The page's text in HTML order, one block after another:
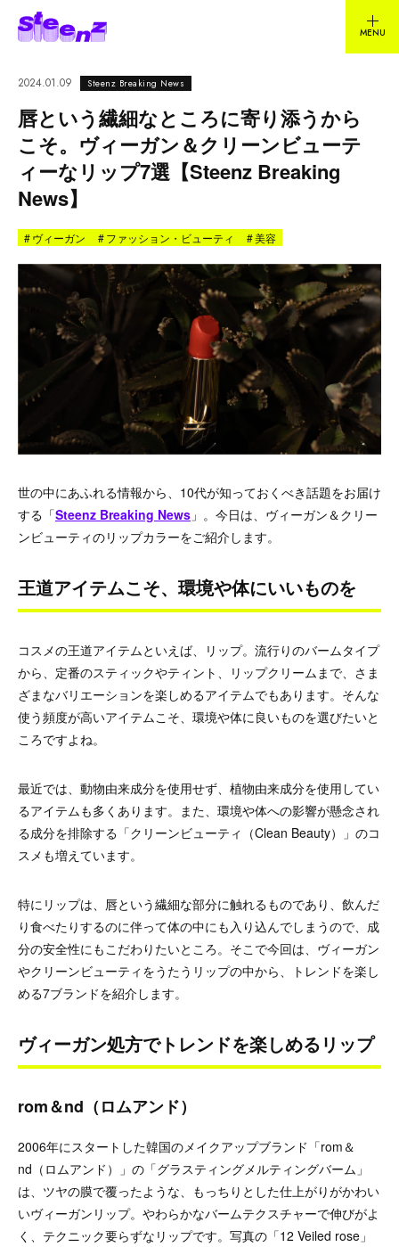
2024.01.09 Steenz Breaking News
唇という繊細なところに寄り添うから
こそ。ヴィーガン＆クリーンビューテ
ィーなリップ7選【Steenz Breaking
News】
#ヴィーガン #ファッション・ビューティ #美容
世の中にあふれる情報から、10代が知っておくべき話題をお届け
する「Steenz Breaking News 」。今日は、ヴィーガン＆クリー
ンビューティのリップカラーをご紹介します。
王道アイテムこそ、環境や体にいいものを
コスメの王道アイテムといえば、リップ。流行りのバームタイプ
から、定番のスティックやティント、リップクリームまで、さま
ざまなバリエーションを楽しめるアイテムでもあります。そんな
使う頻度が高いアイテムこそ、環境や体に良いものを選びたいと
ころですよね。
最近では、動物由来成分を使用せず、植物由来成分を使用してい
るアイテムも多くあります。また、環境や体への影響が懸念され
る成分を排除する「クリーンビューティ（Clean Beauty）」のコ
スメも増えています。
特にリップは、唇という繊細な部分に触れるものであり、飲んだ
り食べたりするのに伴って体の中にも入り込んでしまうので、成
分の安全性にもこだわりたいところ。そこで今回は、ヴィーガン
やクリーンビューティをうたうリップの中から、トレンドを楽し
める7ブランドを紹介します。
ヴィーガン処方でトレンドを楽しめるリップ
rom＆nd（ロムアンド）
2006年にスタートした韓国のメイクアップブランド「rom＆
nd（ロムアンド）」の「グラスティングメルティングバーム」
は、ツヤの膜で覆ったような、もっちりとした仕上がりがかわい
いヴィーガンリップ。やわらかなバームテクスチャーで伸びがよ
く、テクニック要らずなリップです。写真の「12 Veiled rose」